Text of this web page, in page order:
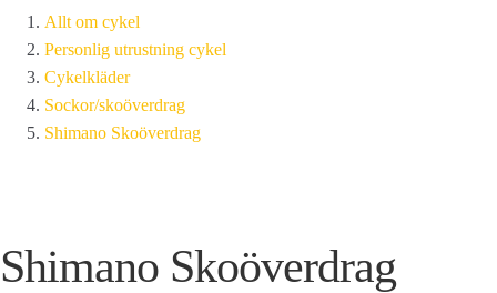
Allt om cykel
Personlig utrustning cykel
Cykelkläder
Sockor/skoöverdrag
Shimano Skoöverdrag
Shimano Skoöverdrag